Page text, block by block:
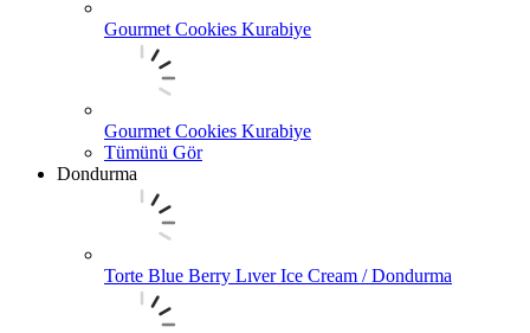
Gourmet Cookies Kurabiye
Gourmet Cookies Kurabiye
Tümünü Gör
Dondurma
Torte Blue Berry Lıver Ice Cream / Dondurma